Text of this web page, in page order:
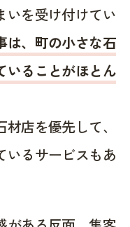
いを受け付けてい
は、町の小さな石
いることがほとん
店を優先して、
いるサービスもあ